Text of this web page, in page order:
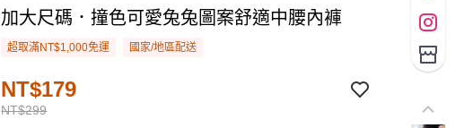
加大尺碼．撞色可愛兔兔圖案舒適中腰內褲
超取滿NT$1,000免運 國家/地區配送
NT$299
NT$179